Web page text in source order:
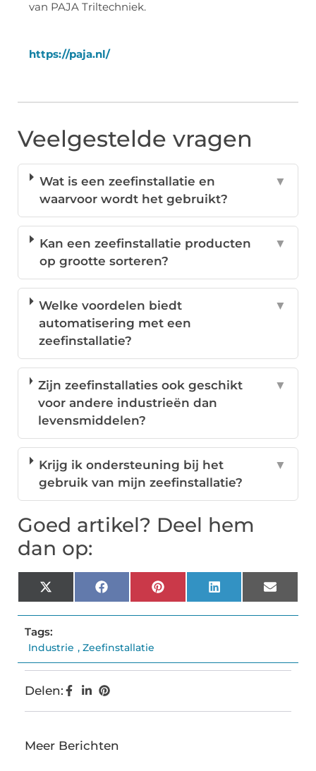
van PAJA Triltechniek.
https://paja.nl/
Veelgestelde vragen
Wat is een zeefinstallatie en
waarvoor wordt het gebruikt?
▼
Kan een zeefinstallatie producten
op grootte sorteren?
▼
Welke voordelen biedt
automatisering met een
zeefinstallatie?
▼
Zijn zeefinstallaties ook geschikt
voor andere industrieën dan
levensmiddelen?
▼
Krijg ik ondersteuning bij het
gebruik van mijn zeefinstallatie?
▼
Goed artikel? Deel hem
dan op:
X
(Twitter)
FacebookPinterestLinkedInEmail
Tags:
Industrie , Zeefinstallatie
Delen:
Meer Berichten